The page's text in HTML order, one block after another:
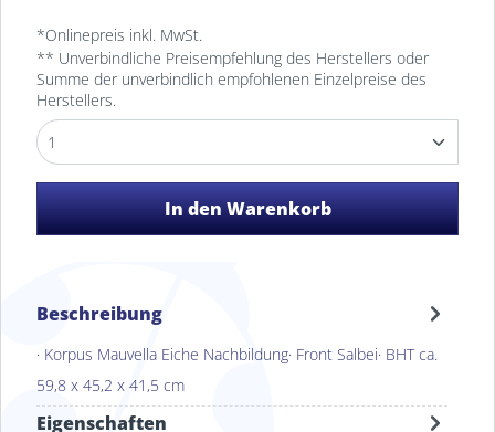
Beschreibung
· Korpus Mauvella Eiche Nachbildung· Front Salbei· BHT ca.
59,8 x 45,2 x 41,5 cm
Eigenschaften
*Onlinepreis inkl. MwSt.
** Unverbindliche Preisempfehlung des Herstellers oder
Summe der unverbindlich empfohlenen Einzelpreise des
Herstellers.
MEYERHOFF Osterholz-
Scharmbeck
In den Warenkorb